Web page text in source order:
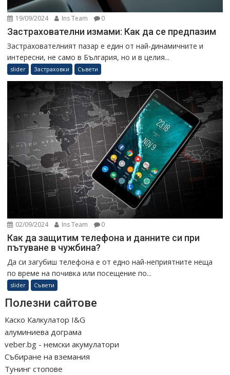
19/09/2024 Ins Team 0
Застрахователни измами: Как да се предпазим
Застрахователният пазар е един от най-динамичните и
интересни, не само в България, но и в целия...
slider Застраховки Съвети
02/09/2024 Ins Team 0
Как да защитим телефона и данните си при
пътуване в чужбина?
Да си загубиш телефона е от едно най-неприятните неща
по време на почивка или посещение по...
slider Съвети
Полезни сайтове
Каско Калкулатор I&G
алуминиева дограма
veber.bg - немски акумулатори
Събиране на вземания
Тунинг стопове